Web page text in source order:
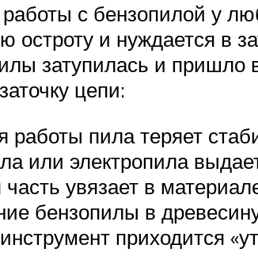
с бензопилой у
остроту и нуждается в
затупилась и пришло
цепи:
работы пила теряет
или электропила
увязает в
бензопилы в
приходится